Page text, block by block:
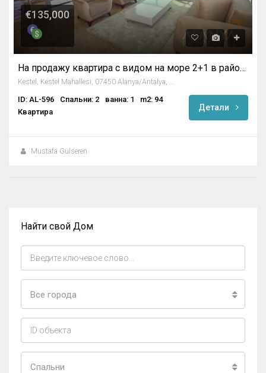
€135,000
На продажу квартира с видом на море 2+1 в районе Кестель, Алания
ID: AL-596 Спальни: 2 ванна: 1
m2: 94
Квартира
Детали
Mustafa Gülseren
Найти свой Дом
Все города
Спальни